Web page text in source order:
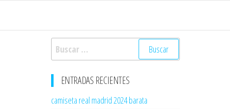
Buscar:
ENTRADAS RECIENTES
camiseta real madrid 2024 barata